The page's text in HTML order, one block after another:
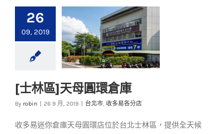
26
09, 2019
[士林區]天母圓環倉庫
[士林區]天母圓環倉庫
By robin 26 9 月, 2019 台北市, 收多易各分店
收多易迷你倉庫天母圓環店位於台北士林區，提供全天候